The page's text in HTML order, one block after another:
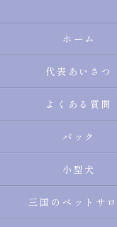
ホーム
代表あいさつ
よくある質問
パック
小型犬
三国のペットサ